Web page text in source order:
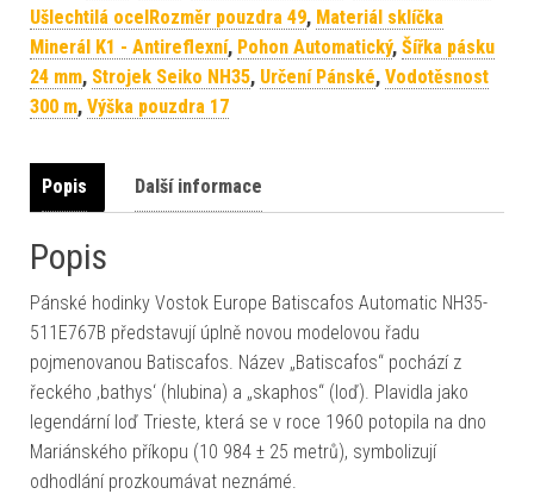
Ušlechtilá ocelRozměr pouzdra 49, Materiál sklíčka
Minerál K1 - Antireflexní, Pohon Automatický, Šířka pásku
24 mm, Strojek Seiko NH35, Určení Pánské, Vodotěsnost
300 m, Výška pouzdra 17
Popis Další informace
Popis
Pánské hodinky Vostok Europe Batiscafos Automatic NH35-
511E767B představují úplně novou modelovou řadu
pojmenovanou Batiscafos. Název „Batiscafos“ pochází z
řeckého ‚bathys‘ (hlubina) a „skaphos“ (loď). Plavidla jako
legendární loď Trieste, která se v roce 1960 potopila na dno
Mariánského příkopu (10 984 ± 25 metrů), symbolizují
odhodlání prozkoumávat neznámé.